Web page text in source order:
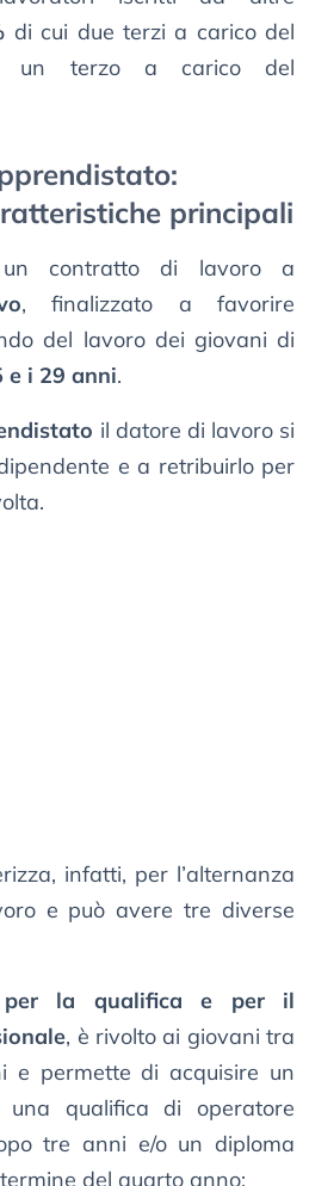
di cui due terzi a carico del
un terzo a carico del
principali
contratto di lavoro a
, finalizzato a favorire
del lavoro dei giovani di
e i 29 anni.
il datore di lavoro si
e a retribuirlo per
infatti, per l’alternanza
e può avere tre diverse
per la qualifica e per il
, è rivolto ai giovani tra
permette di acquisire un
qualifica di operatore
tre anni e/o un diploma
del quarto anno;